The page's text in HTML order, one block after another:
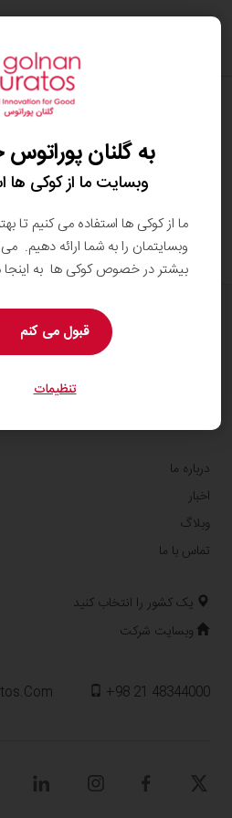
شکلات باید چگونه و در
شکلات باید در محیطی تمیز،
سانتی‌گراد)، دور از نور
نامطبوع نگهداری شود.
به گلنان
وبسایت ما از کوکی ها
ما از کوکی ها استفاده می کنیم تا
وبسایتمان را به شما ارائه دهیم.
بیشتر در خصوص کوکی ها به اینجا
قبول می کنم
تنظیمات
درباره ما
اخبار
وبلاگ
تماس با ما
یک کشور را انتخاب کنید
وبسایت شرکت
+98 21 48344000